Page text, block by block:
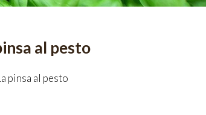
al pesto
pinsa al pesto